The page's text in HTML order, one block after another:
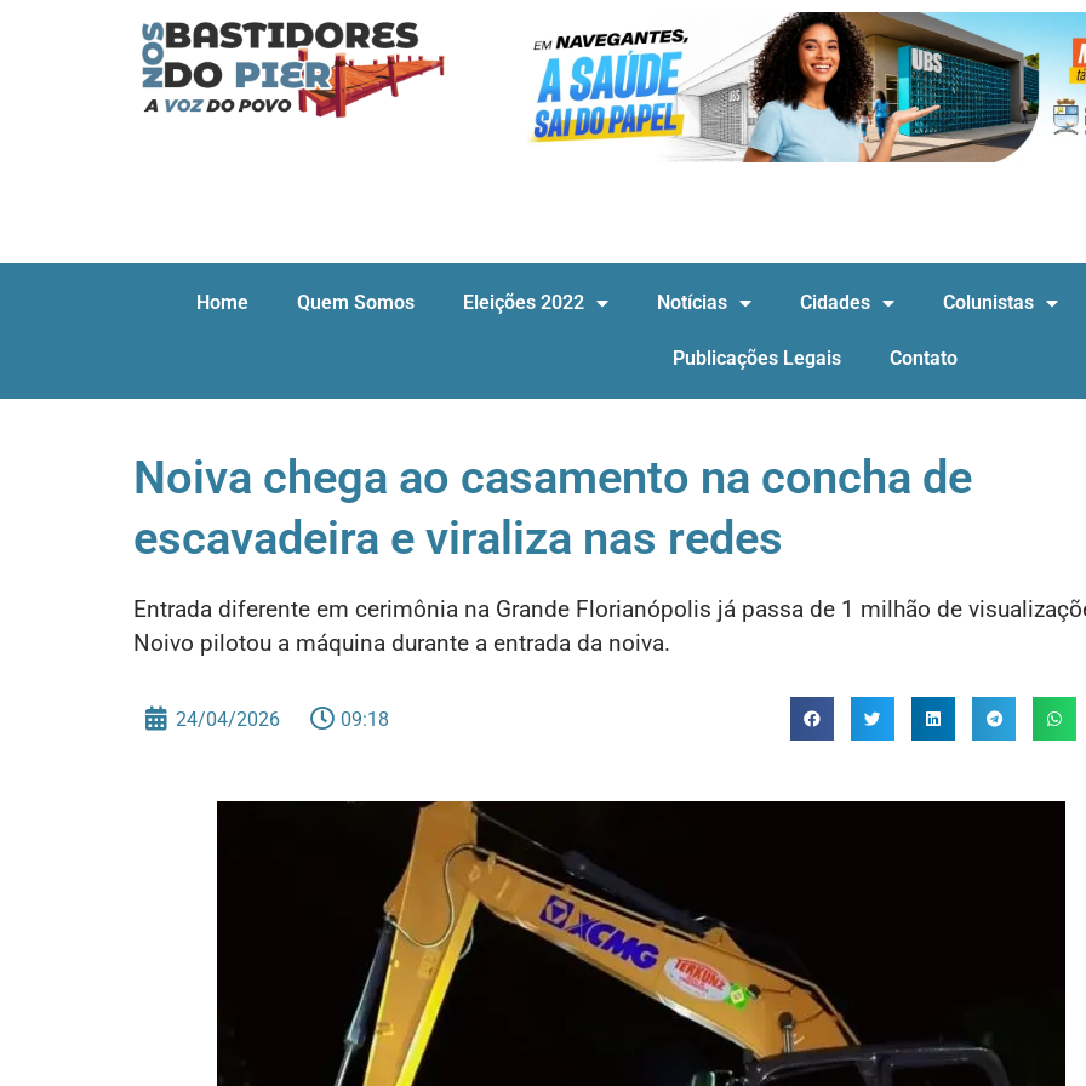
Home Quem Somos Eleições 2022 Notícias Cidades Colunistas
Publicações Legais Contato
Noiva chega ao casamento na concha de
escavadeira e viraliza nas redes
Entrada diferente em cerimônia na Grande Florianópolis já passa de 1 milhão de
Noivo pilotou a máquina durante a entrada da noiva.
24/04/2026 09:18